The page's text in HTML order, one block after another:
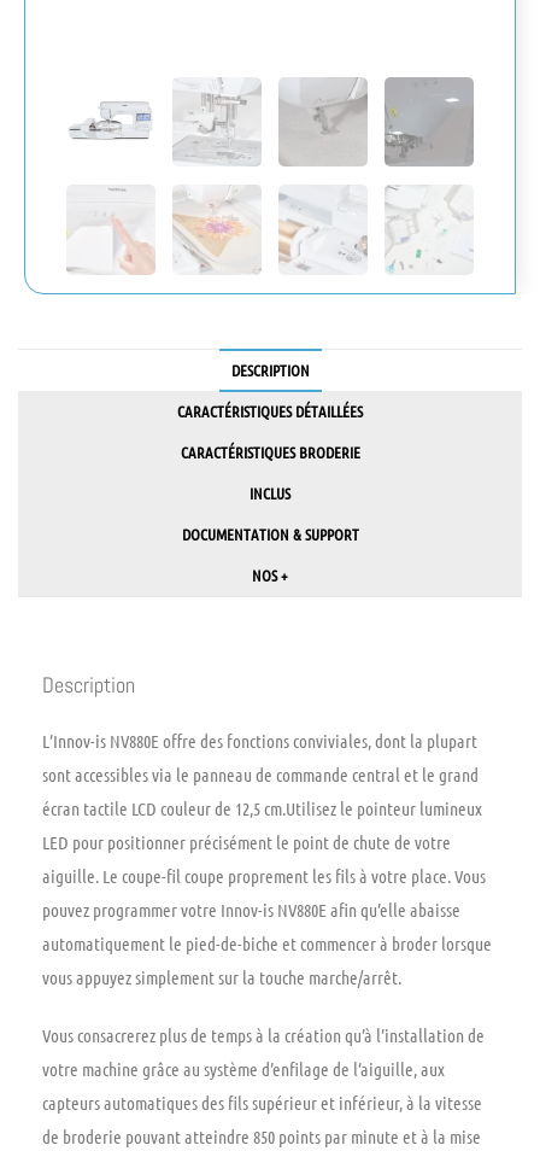
DESCRIPTION
CARACTÉRISTIQUES DÉTAILLÉES
CARACTÉRISTIQUES BRODERIE
INCLUS
DOCUMENTATION & SUPPORT
NOS +
Description
L’Innov-is NV880E offre des fonctions conviviales, dont la plupart
sont accessibles via le panneau de commande central et le grand
écran tactile LCD couleur de 12,5 cm.Utilisez le pointeur lumineux
LED pour positionner précisément le point de chute de votre
aiguille. Le coupe-fil coupe proprement les fils à votre place. Vous
pouvez programmer votre Innov-is NV880E afin qu’elle abaisse
automatiquement le pied-de-biche et commencer à broder lorsque
vous appuyez simplement sur la touche marche/arrêt.
Vous consacrerez plus de temps à la création qu’à l’installation de
votre machine grâce au système d’enfilage de l’aiguille, aux
capteurs automatiques des fils supérieur et inférieur, à la vitesse
de broderie pouvant atteindre 850 points par minute et à la mise